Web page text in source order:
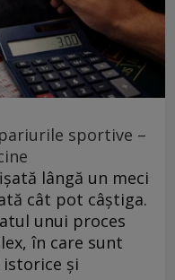
sportive –
lângă un meci
cât pot câștiga.
unui proces
în care sunt
și